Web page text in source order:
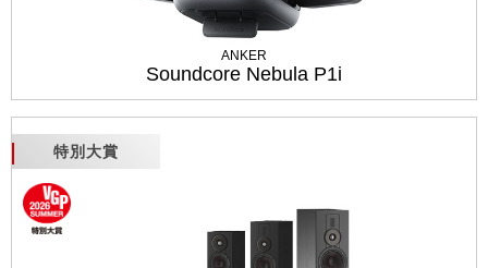
ANKER
Soundcore Nebula P1i
特別大賞